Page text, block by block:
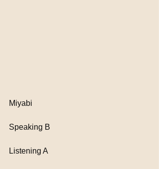
Miyabi
Speaking B
Listening A